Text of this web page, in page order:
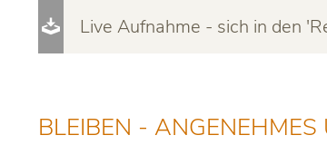
Live Aufnahme - sich in den
BLEIBEN -